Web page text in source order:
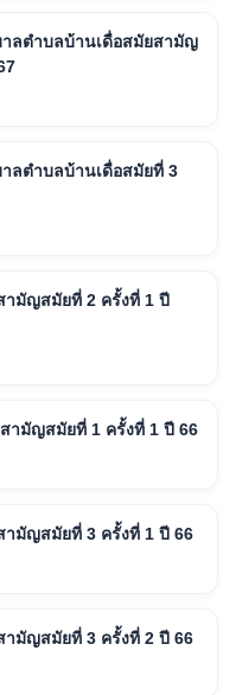
ลตำบลบ้านเดื่อสมัยสามัญ
ลตำบลบ้านเดื่อสมัยที่ 3
ามัญสมัยที่ 2 ครั้งที่ 1 ปี
ามัญสมัยที่ 1 ครั้งที่ 1 ปี 66
มัญสมัยที่ 3 ครั้งที่ 1 ปี 66
มัญสมัยที่ 3 ครั้งที่ 2 ปี 66